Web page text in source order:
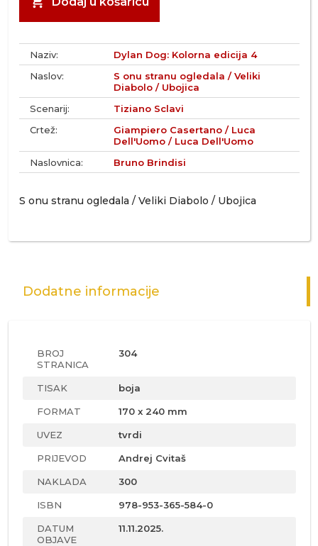
Naziv:
Dylan Dog: Kolorna edicija 4
Naslov:
S onu stranu ogledala / Veliki
Diabolo / Ubojica
Scenarij:
Tiziano Sclavi
Crtež:
Giampiero Casertano / Luca
Dell'Uomo / Luca Dell'Uomo
Naslovnica:
Bruno Brindisi
S onu stranu ogledala / Veliki Diabolo / Ubojica
Dodatne informacije
BROJ
STRANICA
304
TISAK boja
FORMAT 170 x 240 mm
UVEZ tvrdi
PRIJEVOD Andrej Cvitaš
NAKLADA 300
ISBN 978-953-365-584-0
DATUM
OBJAVE
11.11.2025.